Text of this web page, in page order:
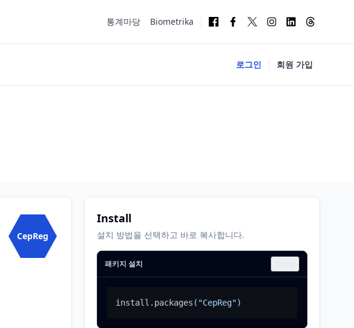
통계마당 Biometrika
로그인 회원 가입
CepReg
Install
설치 방법을 선택하고 바로 복사합니다.
패키지 설치
install.packages ( "CepReg")